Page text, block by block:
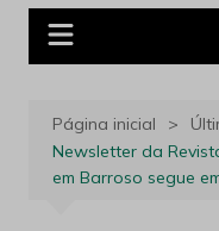
Página inicial
Newsletter da
em Barroso segue